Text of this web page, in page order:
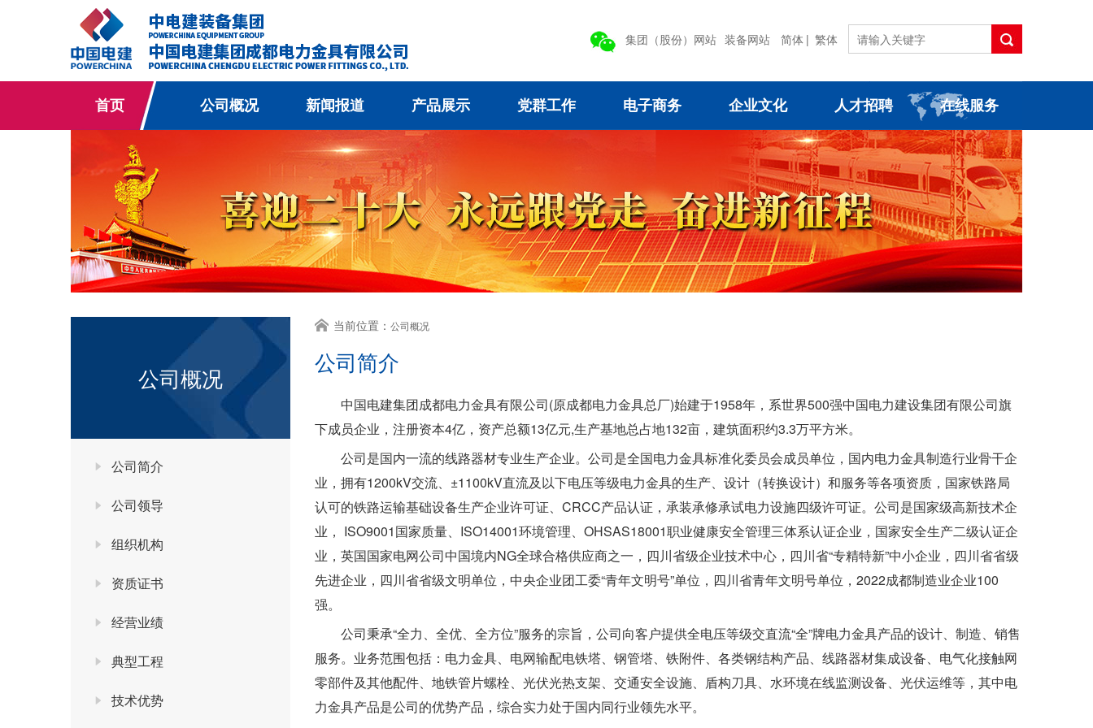
简体 | 繁体
装备网站
集团（股份）网站
首页 公司概况 新闻报道 产品展示 党群工作 电子商务 企业文化 人才招聘 在线服务
公司概况
公司简介
公司领导
组织机构
资质证书
经营业绩
典型工程
技术优势
当前位置： 公司概况
公司简介
中国电建集团成都电力金具有限公司(原成都电力金具总厂)始建于1958年，系世界500强中国电力建设集团有限公司旗
下成员企业，注册资本4亿，资产总额13亿元,生产基地总占地132亩，建筑面积约3.3万平方米。
公司是国内一流的线路器材专业生产企业。公司是全国电力金具标准化委员会成员单位，国内电力金具制造行业骨干企
业，拥有1200kV交流、±1100kV直流及以下电压等级电力金具的生产、设计（转换设计）和服务等各项资质，国家铁路局
认可的铁路运输基础设备生产企业许可证、CRCC产品认证，承装承修承试电力设施四级许可证。公司是国家级高新技术企
业， ISO9001国家质量、ISO14001环境管理、OHSAS18001职业健康安全管理三体系认证企业，国家安全生产二级认证企
业，英国国家电网公司中国境内NG全球合格供应商之一，四川省级企业技术中心，四川省“专精特新”中小企业，四川省省级
先进企业，四川省省级文明单位，中央企业团工委“青年文明号”单位，四川省青年文明号单位，2022成都制造业企业100
强。
公司秉承“全力、全优、全方位”服务的宗旨，公司向客户提供全电压等级交直流“全”牌电力金具产品的设计、制造、销售
服务。业务范围包括：电力金具、电网输配电铁塔、钢管塔、铁附件、各类钢结构产品、线路器材集成设备、电气化接触网
零部件及其他配件、地铁管片螺栓、光伏光热支架、交通安全设施、盾构刀具、水环境在线监测设备、光伏运维等，其中电
力金具产品是公司的优势产品，综合实力处于国内同行业领先水平。